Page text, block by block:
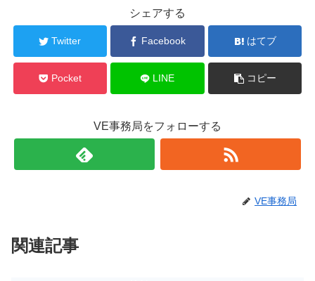
シェアする
Twitter Facebook はてブ
Pocket LINE コピー
VE事務局をフォローする
VE事務局
関連記事